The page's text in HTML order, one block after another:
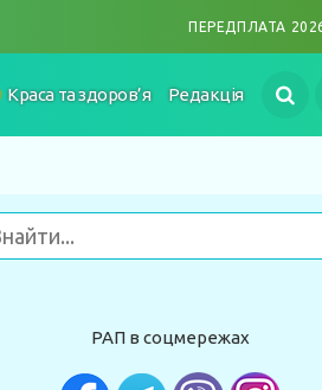
ПЕРЕДПЛАТА
Краса та здоров’я Редакція
РАП в соцмережах